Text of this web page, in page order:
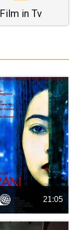
Film in Tv
21:05